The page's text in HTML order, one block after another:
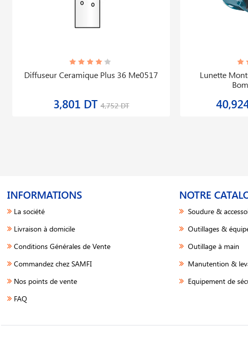
Diffuseur Ceramique Plus 36 Me0517
3,801 DT4,752 DT
Lunette
INFORMATIONS
La société
Livraison à domicile
Conditions Générales de Vente
Commandez chez SAMFI
Nos points de vente
FAQ
NOTRE
Soudure &
Outillages &
Outillage à main
Manutention &
Equipement de